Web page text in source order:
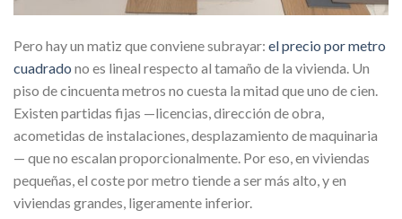
Pero hay un matiz que conviene subrayar: el precio por metro
cuadrado no es lineal respecto al tamaño de la vivienda. Un
piso de cincuenta metros no cuesta la mitad que uno de cien.
Existen partidas fijas —licencias, dirección de obra,
acometidas de instalaciones, desplazamiento de maquinaria
— que no escalan proporcionalmente. Por eso, en viviendas
pequeñas, el coste por metro tiende a ser más alto, y en
viviendas grandes, ligeramente inferior.